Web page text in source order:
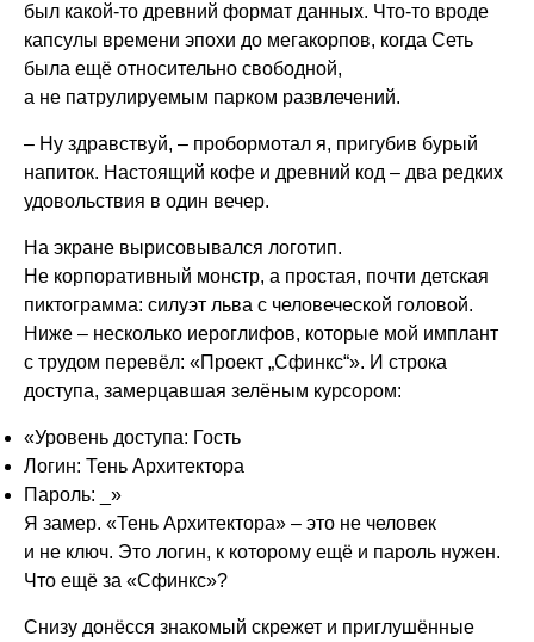
был какой-то древний формат данных. Что-то вроде
капсулы времени эпохи до мегакорпов, когда Сеть
была ещё относительно свободной,
а не патрулируемым парком развлечений.
– Ну здравствуй, – пробормотал я, пригубив бурый
напиток. Настоящий кофе и древний код – два редких
удовольствия в один вечер.
На экране вырисовывался логотип.
Не корпоративный монстр, а простая, почти детская
пиктограмма: силуэт льва с человеческой головой.
Ниже – несколько иероглифов, которые мой имплант
с трудом перевёл: «Проект „Сфинкс“». И строка
доступа, замерцавшая зелёным курсором:
«Уровень доступа: Гость
Логин: Тень Архитектора
Пароль: _»
Я замер. «Тень Архитектора» – это не человек
и не ключ. Это логин, к которому ещё и пароль нужен.
Что ещё за «Сфинкс»?
Снизу донёсся знакомый скрежет и приглушённые